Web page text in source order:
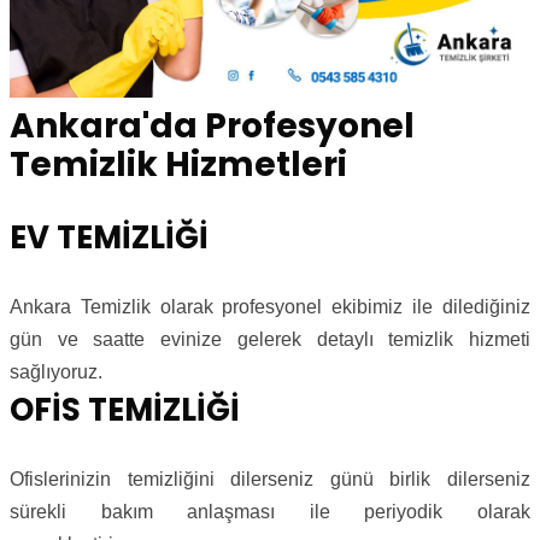
Ankara'da Profesyonel
Temizlik Hizmetleri
EV TEMİZLİĞİ
Ankara Temizlik olarak profesyonel ekibimiz ile dilediğiniz
gün ve saatte evinize gelerek detaylı temizlik hizmeti
sağlıyoruz.
OFİS TEMİZLİĞİ
Ofislerinizin temizliğini dilerseniz günü birlik dilerseniz
sürekli bakım anlaşması ile periyodik olarak